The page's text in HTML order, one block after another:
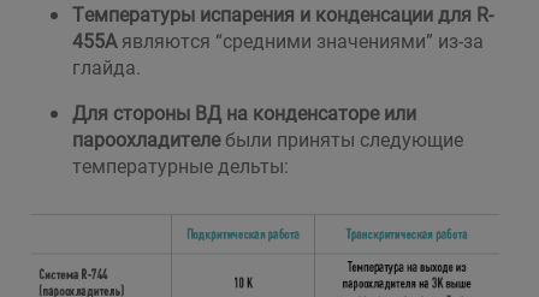
Температуры испарения и конденсации для R-
455Aявляются “средними значениями” из-за
глайда.
Для стороны ВД на конденсаторе или
пароохладителебыли приняты следующие
температурные дельты: